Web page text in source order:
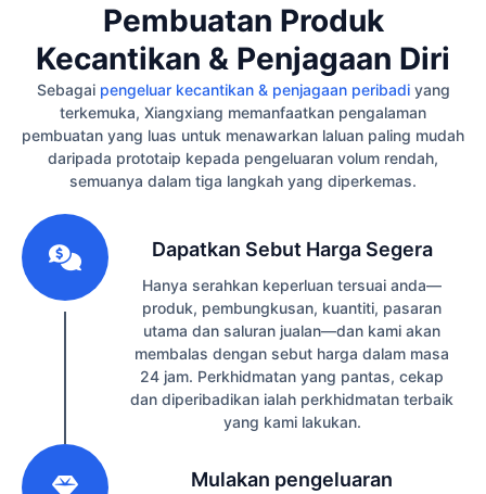
Pembuatan Produk
Kecantikan & Penjagaan Diri
Sebagai pengeluar kecantikan & penjagaan peribadiyang
terkemuka, Xiangxiang memanfaatkan pengalaman
pembuatan yang luas untuk menawarkan laluan paling mudah
daripada prototaip kepada pengeluaran volum rendah,
semuanya dalam tiga langkah yang diperkemas.
Dapatkan Sebut Harga Segera
Hanya serahkan keperluan tersuai anda—
produk, pembungkusan, kuantiti, pasaran
utama dan saluran jualan—dan kami akan
membalas dengan sebut harga dalam masa
24 jam. Perkhidmatan yang pantas, cekap
dan diperibadikan ialah perkhidmatan terbaik
yang kami lakukan.
Mulakan pengeluaran